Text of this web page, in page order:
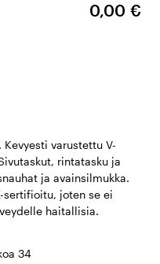
0,00 €
varustettu V-
rintatasku ja
ja avainsilmukka.
sertifioitu, joten se ei
haitallisia.
34